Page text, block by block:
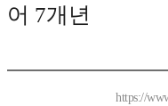
어 7개년
https://